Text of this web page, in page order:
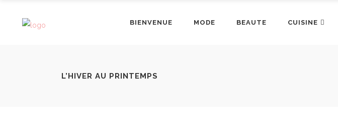
BIENVENUE MODE BEAUTE CUISINE
L’HIVER AU PRINTEMPS